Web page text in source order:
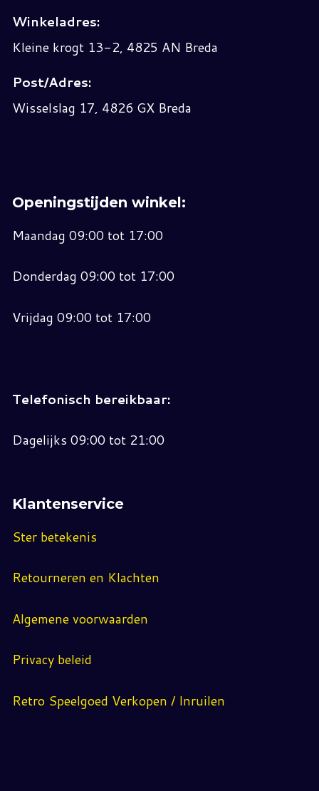
Winkeladres:
Kleine krogt 13-2, 4825 AN Breda
Post/Adres:
Wisselslag 17, 4826 GX Breda
Openingstijden winkel:
Maandag 09:00 tot 17:00
Donderdag 09:00 tot 17:00
Vrijdag 09:00 tot 17:00
Telefonisch bereikbaar:
Dagelijks 09:00 tot 21:00
Klantenservice
Ster betekenis
Retourneren en Klachten
Algemene voorwaarden
Privacy beleid
Retro Speelgoed Verkopen / Inruilen